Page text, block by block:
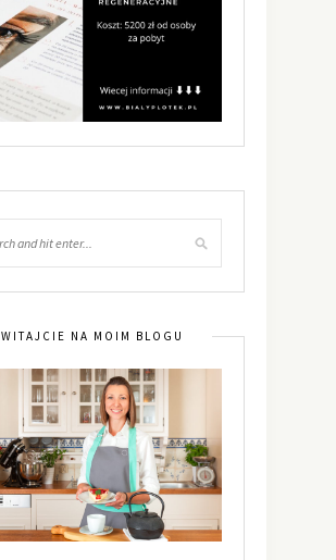
WITAJCIE NA MOIM BLOGU